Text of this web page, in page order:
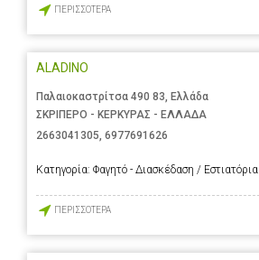
ΠΕΡΙΣΣΟΤΕΡΑ
ALADINO
Παλαιοκαστρίτσα 490 83, Ελλάδα
ΣΚΡΙΠΕΡΟ - ΚΕΡΚΥΡΑΣ - ΕΛΛΑΔΑ
2663041305 6977691626
Κατηγορία: Φαγητό - Διασκέδαση / Εστιατόρια
ΠΕΡΙΣΣΟΤΕΡΑ